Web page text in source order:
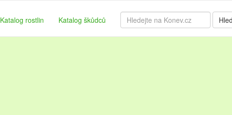
Katalog rostlin Katalog škůdců